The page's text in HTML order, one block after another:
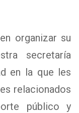
organizar su
secretaría
en la que les
relacionados
público y